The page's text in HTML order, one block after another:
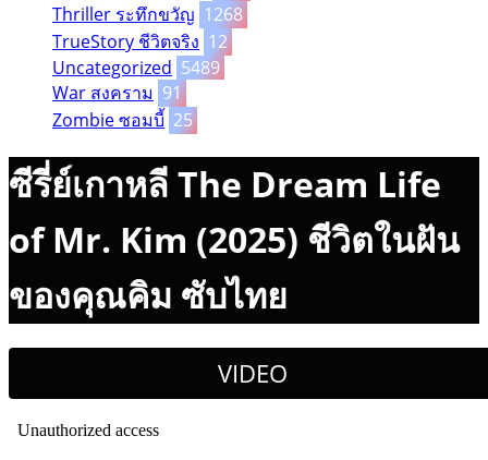
Thriller ระทึกขวัญ 1268
TrueStory ชีวิตจริง 12
Uncategorized 5489
War สงคราม 91
Zombie ซอมบี้ 25
ซีรี่ย์เกาหลี The Dream Life
of Mr. Kim (2025) ชีวิตในฝัน
ของคุณคิม ซับไทย
VIDEO